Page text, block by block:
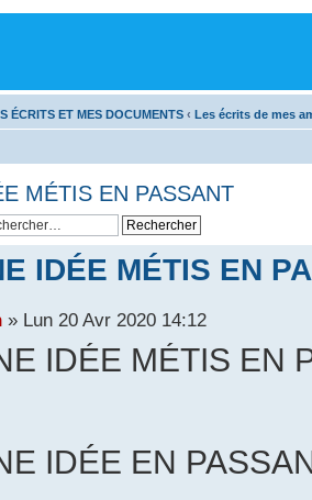
ÉCRITS ET MES DOCUMENTS ‹ Les écrits de mes
MÉTIS EN PASSANT
IDÉE MÉTIS EN
» Lun 20 Avr 2020 14:12
IDÉE MÉTIS EN
IDÉE EN